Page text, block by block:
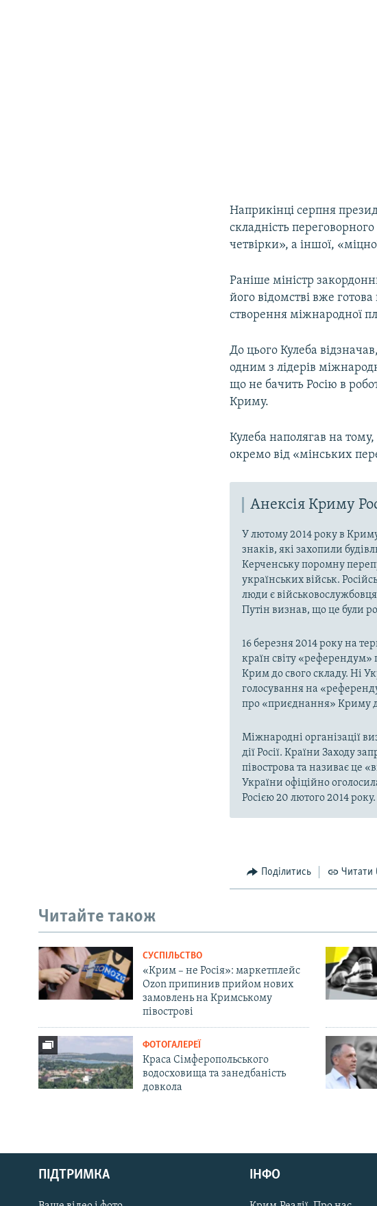
Русский
Qırımtatar
Наприкінці серпня
складність
четвірки», а іншої,
Раніше міністр
його відомстві вже
створення міжнародної
До цього Кулеба
одним з лідерів
що не бачить Росію в
Криму.
Кулеба наполягав на
окремо від «мінських
Анексія Криму
У лютому 2014 року в
знаків, які захопили
Керченську поромну
українських військ.
люди є
Путін визнав, що це були
16 березня 2014 року на
країн світу «референдум»
Крим до свого складу. Ні
голосування на
про «приєднання» Криму
Міжнародні організації
дії Росії. Країни Заходу
півострова та називає це
України офіційно
Росією 20 лютого 2014 року.
Поділитись Читати
Читайте також
СУСПІЛЬСТВО
«Крим – не Росія»: маркетплейс
Ozon припинив прийом нових
замовлень на Кримському
півострові
ФОТОГАЛЕРЕЇ
Краса Сімферопольського
водосховища та занедбаність
довкола
ПІДТРИМКА ІНФО